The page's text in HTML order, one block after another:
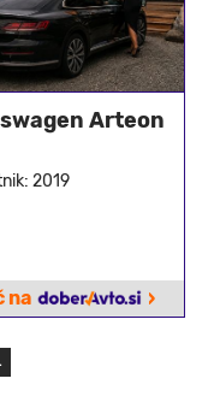
Arteon
2019
na ›